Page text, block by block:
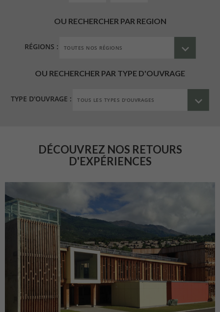
OU RECHERCHER PAR REGION
RÉGIONS :
OU RECHERCHER PAR TYPE D'OUVRAGE
TYPE D'OUVRAGE :
DÉCOUVREZ NOS RETOURS
D'EXPÉRIENCES